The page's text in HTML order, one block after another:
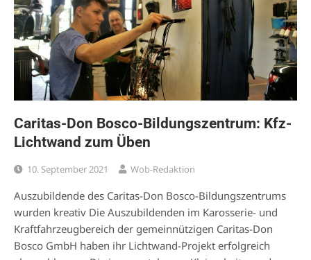
Caritas-Don Bosco-Bildungszentrum: Kfz-
Lichtwand zum Üben
10. September 2021 Wob-Redaktion
Auszubildende des Caritas-Don Bosco-Bildungszentrums
wurden kreativ Die Auszubildenden im Karosserie- und
Kraftfahrzeugbereich der gemeinnützigen Caritas-Don
Bosco GmbH haben ihr Lichtwand-Projekt erfolgreich